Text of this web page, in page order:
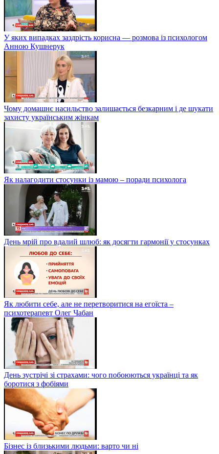
У яких випадках заздрість корисна — розмова із психологом
Анною Кушнерук
Чому домашнє насильство залишається безкарним і де шукати
захисту українським жінкам
Як налагодити стосунки із мамою – поради психолога
День мрій про вдалий шлюб: як досягти гармонії у стосунках
Як любити себе, але не перетворитися на егоїста –
психотерапевт Олег Чабан
День зустрічі зі страхами: чого побоюються українці та як
боротися з фобіями
Бізнес із близькими людьми: варто чи ні